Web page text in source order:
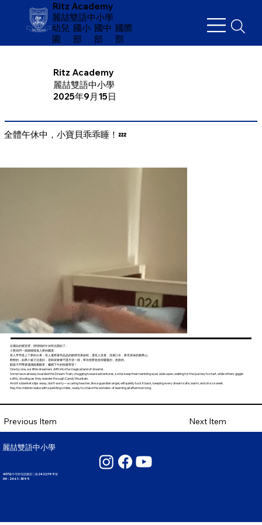
Ritz Academy
麗喆雙語中小學
幼兒
園
​國小
部
國中
部
國際
部
Ritz Academy
麗喆雙語中小學
2025年9月15日
全體午休中，小寶貝乖乖睡！💤
在麗喆的寢室裡，靜悄悄的午休時光開始了。
小寶貝們一個個慢慢進入夢的國度。
有人早早搭上了夢的火車，有人還睜著亮晶晶的眼睛等著啟程，還有人笑著、流著口水，夢見美味的糖果山。
輕輕的，如果小被子沒蓋好，老師就會像守護天使一樣，幫你把夢收拾得暖暖的，甜甜的。
願孩子們帶著滿滿能量醒來，繼續下午的快樂學習！
One by one, our little dreamers drift into the magical land of dreams.
Some have already boarded the Dream Train, chugging toward adventures, some keep their twinkling eyes wide open, waiting for the journey to start, while others giggle
softly, drooling as they wander through Candy Mountain.
And if a blanket slips away, don’t worry— a caring teacher, like a guardian angel, will quietly tuck it back, keeping every dream safe, warm, and oh so sweet.
May the children wake with sparkling smiles, ready to chase the wonders of learning all afternoon long.
Previous Item Next Item
麗喆雙語中小學
407臺中市西屯區國安二路242巷199號
04 - 2461 - 3099